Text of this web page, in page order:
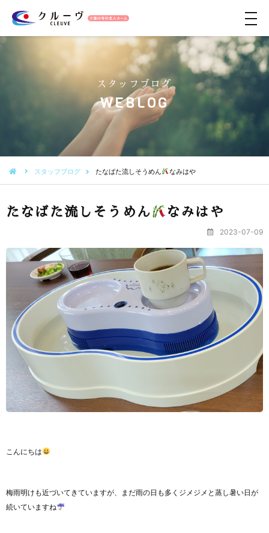
メ
ュ
ー
スタッフブログ
WEBLOG
スタッフブログ たなばた流しそうめん なみはや
たなばた流しそうめん なみはや
2023-07-09
こんにちは
梅雨明けも近づいてきていますが、まだ雨の日も多くジメジメと蒸し暑い日が
続いていますね